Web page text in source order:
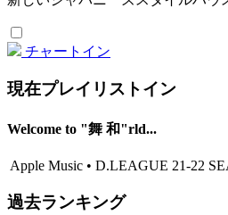
チャートイン
現在プレイリストイン
Welcome to "舞 和"rld...
Apple Music • D.LEAGUE 21-22
過去ランキング